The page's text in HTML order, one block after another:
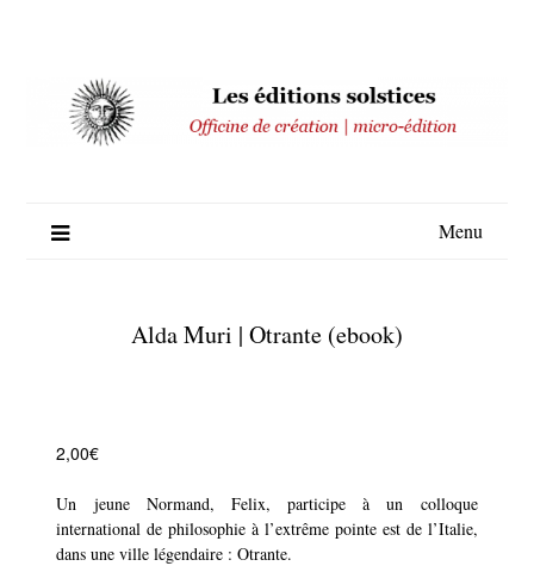
Menu
Alda Muri | Otrante (ebook)
2,00€
Un jeune Normand, Felix, participe à un colloque
international de philosophie à l’extrême pointe est de l’Italie,
dans une ville légendaire : Otrante.